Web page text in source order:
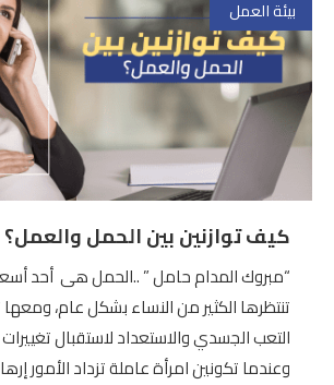
بيئة العمل
كيف توازنين بين الحمل والعمل؟
“مبروك المدام حامل ” ..الحمل هى أحد
تنتظرها الكثير من النساء بشكل عام، ومعها
التعب الجسدي والاستعداد لاستقبال
وعندما تكونين امرأة عاملة تزداد الأمور